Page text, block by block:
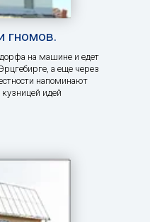
гномов.
на машине и едет
а еще через
напоминают
идей